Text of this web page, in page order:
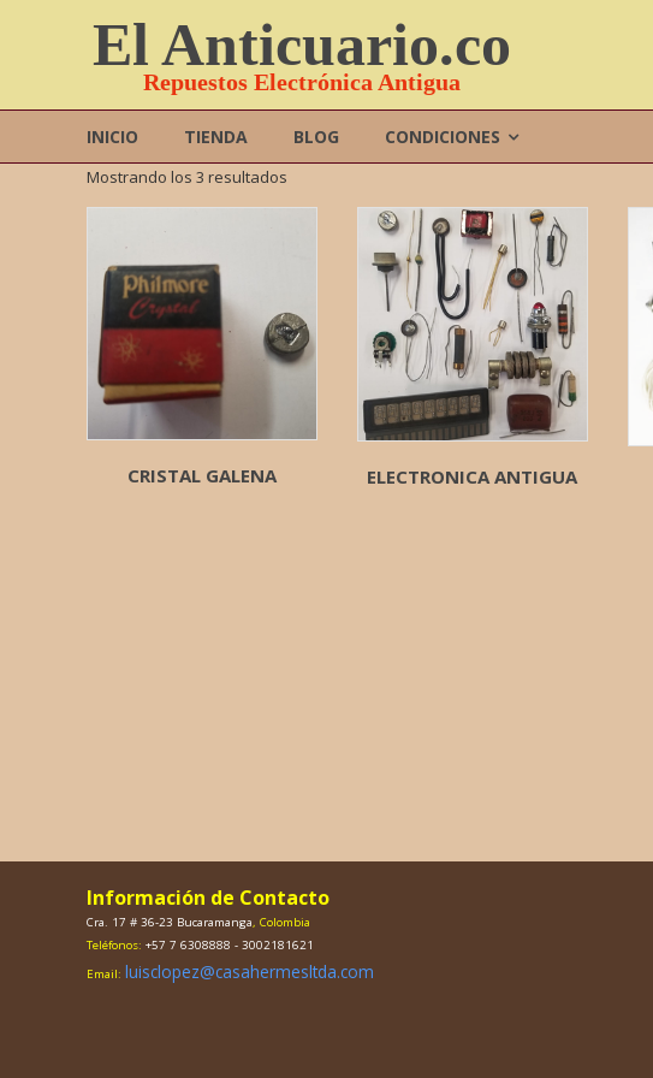
El Anticuario.co
Repuestos Electrónica Antigua
INICIO TIENDA BLOG CONDICIONES
Mostrando los 3 resultados
CRISTAL GALENA ELECTRONICA ANTIGUA
Información de Contacto
Cra. 17 # 36-23 Bucaramanga , Colombia
Teléfonos:+57 7 6308888 - 3002181621
Email: luisclopez@casahermesltda.com